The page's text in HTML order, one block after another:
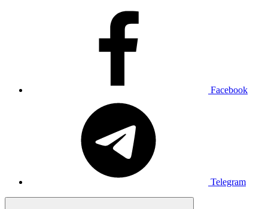
Facebook
Telegram